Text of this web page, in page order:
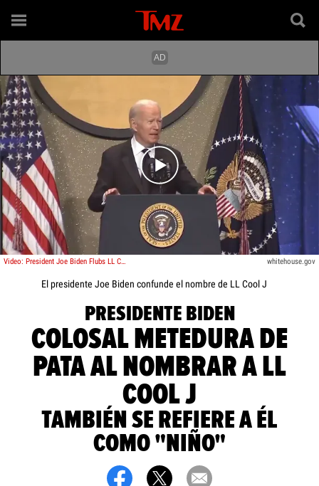
Play video content
Video: President Joe Biden Flubs LL Cool J's Name, Calls Him 'Boy' whitehouse.gov
El presidente Joe Biden confunde el nombre de LL Cool J
PRESIDENTE BIDEN
COLOSAL METEDURA DE
PATA AL NOMBRAR A LL
COOL J
TAMBIÉN SE REFIERE A ÉL
COMO "NIÑO"